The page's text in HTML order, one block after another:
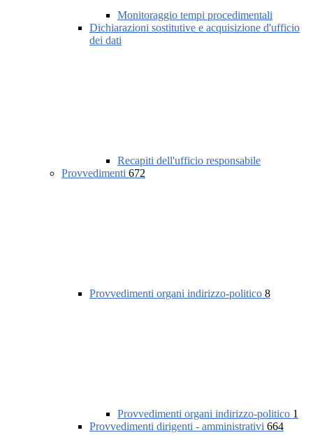
Monitoraggio tempi procedimentali
Dichiarazioni sostitutive e acquisizione d'ufficio
dei dati
Recapiti dell'ufficio responsabile
Provvedimenti 672
Provvedimenti organi indirizzo-politico 8
Provvedimenti organi indirizzo-politico 1
Provvedimenti dirigenti - amministrativi 664